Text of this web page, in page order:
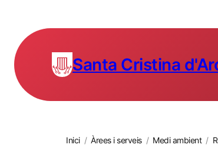
Santa Cristina
Inici / Àrees i serveis / Medi ambient /